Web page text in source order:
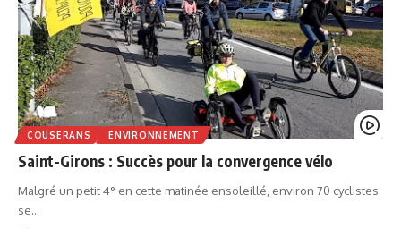
COUSERANS ENVIRONNEMENT
Saint-Girons : Succès pour la convergence vélo
Malgré un petit 4° en cette matinée ensoleillé, environ 70 cyclistes
se…